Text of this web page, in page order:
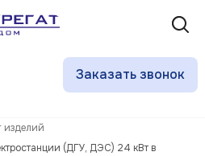
Заказать звонок
изделий
(ДГУ, ДЭС) 24 кВт в